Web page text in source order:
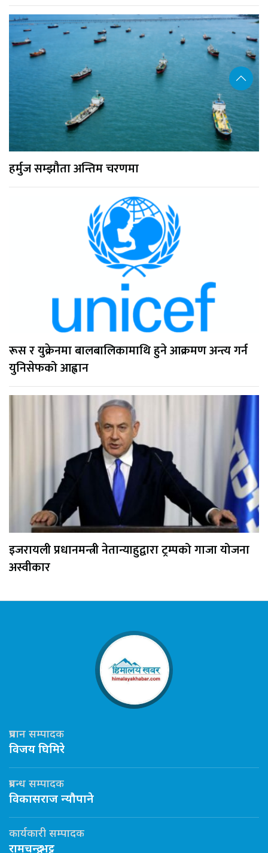
हर्मुज सम्झौता अन्तिम चरणमा
रूस र युक्रेनमा बालबालिकामाथि हुने आक्रमण अन्त्य गर्न
युनिसेफको आह्वान
इजरायली प्रधानमन्त्री नेतान्याहुद्वारा ट्रम्पको गाजा योजना
अस्वीकार
प्रधान सम्पादक
विजय घिमिरे
प्रबन्ध सम्पादक
विकासराज न्यौपाने
कार्यकारी सम्पादक
रामचन्द्र भट्ट